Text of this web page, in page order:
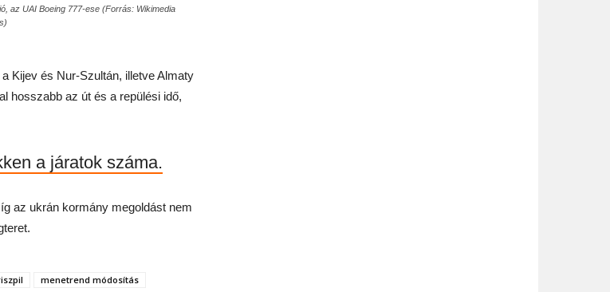
az UAI Boeing 777-ese (Forrás: Wikimedia
Kijev és Nur-Szultán, illetve Almaty
hosszabb az út és a repülési idő,
a járatok száma.
az ukrán kormány megoldást nem
menetrend módosítás